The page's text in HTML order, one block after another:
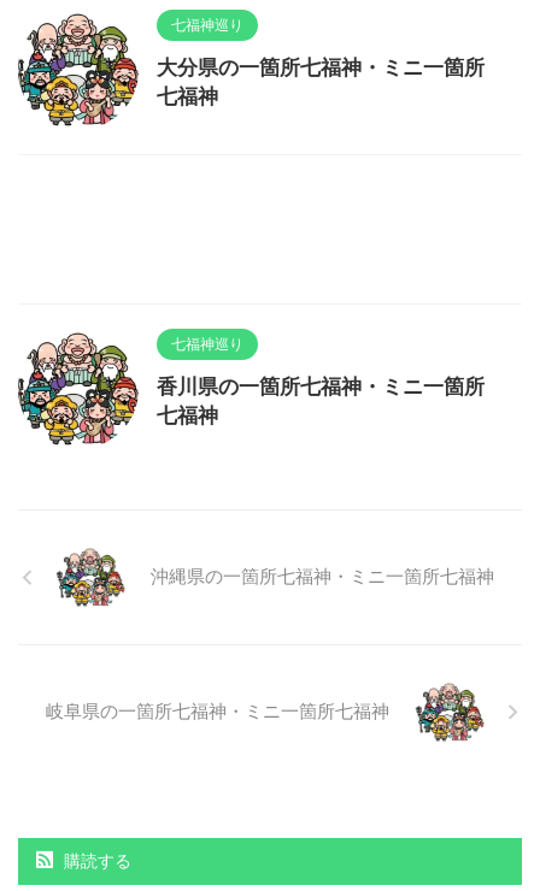
七福神巡り
大分県の一箇所七福神・ミニ一箇所
七福神
七福神巡り
香川県の一箇所七福神・ミニ一箇所
七福神
沖縄県の一箇所七福神・ミニ一箇所七福神
岐阜県の一箇所七福神・ミニ一箇所七福神
購読する